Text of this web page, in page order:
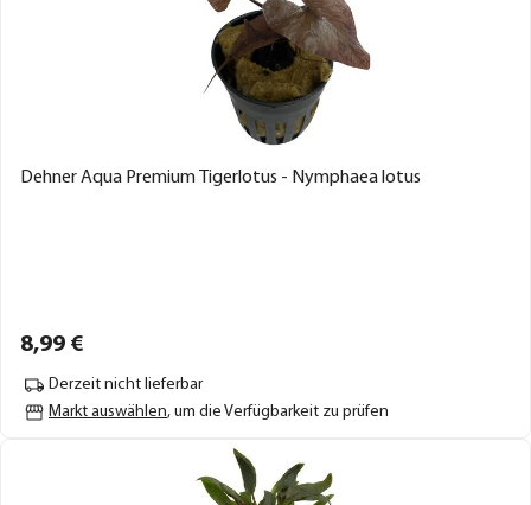
Dehner Aqua Premium Tigerlotus - Nymphaea lotus
8,99 €
Derzeit nicht lieferbar
Markt auswählen, um die Verfügbarkeit zu prüfen